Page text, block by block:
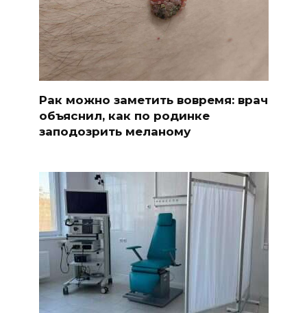
Рак можно заметить вовремя: врач
объяснил, как по родинке
заподозрить меланому